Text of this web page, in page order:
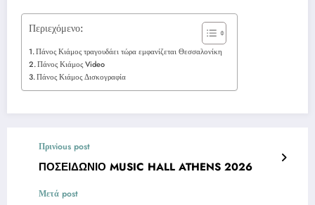
Περιεχόμενο:
Πάνος Κιάμος τραγουδάει τώρα εμφανίζεται Θεσσαλονίκη
Πάνος Κιάμος Video
Πάνος Κιάμος Δισκογραφία
Πρινious post
ΠΟΣΕΙΔΩΝΙΟ MUSIC HALL ATHENS 2026
Μετά post